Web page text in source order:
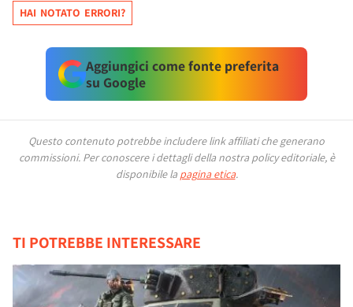
HAI NOTATO ERRORI?
Aggiungici come fonte preferita
su Google
Questo contenuto potrebbe includere link affiliati che generano
commissioni. Per conoscere i dettagli della nostra policy editoriale, è
disponibile la pagina etica.
TI POTREBBE INTERESSARE